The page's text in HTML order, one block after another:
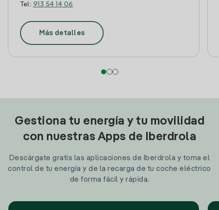
Tel: 913 54 14 06
Más detalles
Gestiona tu energía y tu movilidad
con nuestras Apps de Iberdrola
Descárgate gratis las aplicaciones de Iberdrola y toma el
control de tu energía y de la recarga de tu coche eléctrico
de forma fácil y rápida.